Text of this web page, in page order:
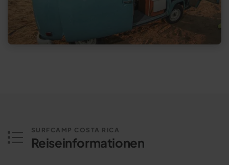
SURFCAMP COSTA RICA
Reiseinformationen